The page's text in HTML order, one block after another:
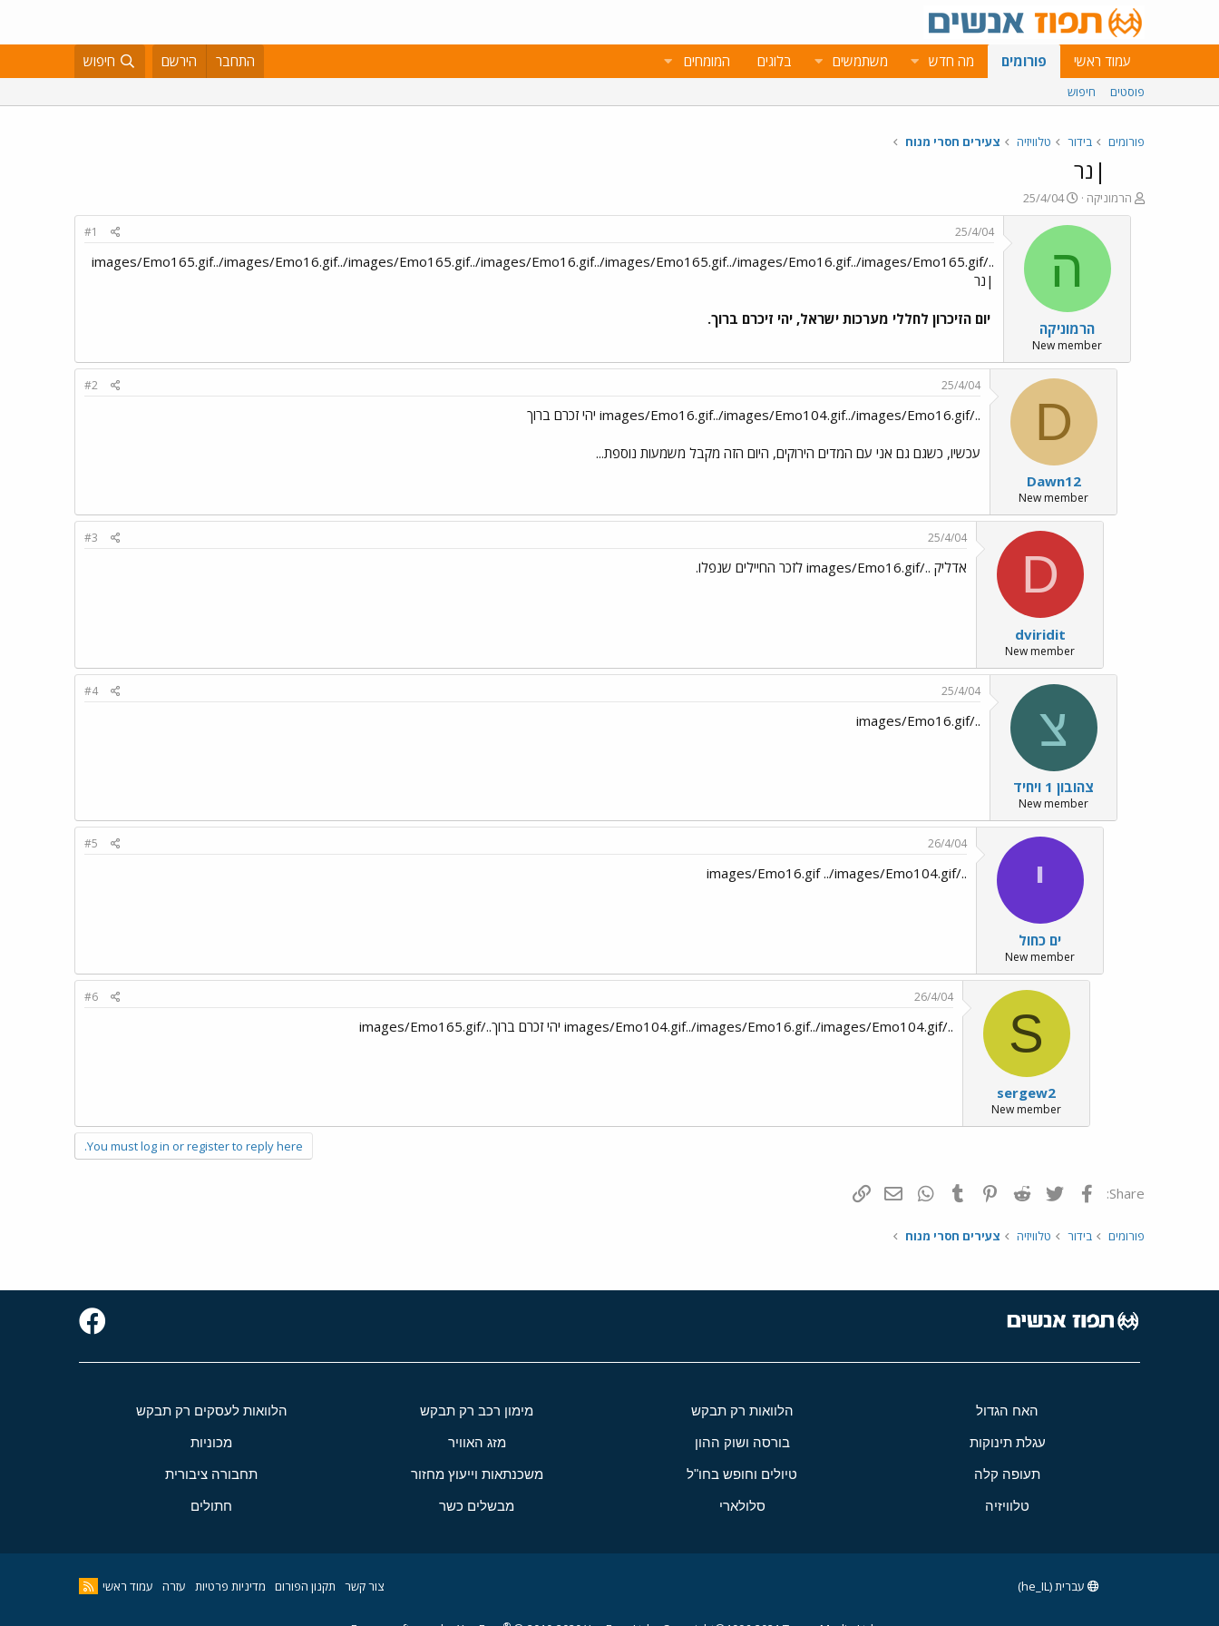
עמוד ראשי פורומים מה חדש משתמשים בלוגים המומחים התחבר הירשם חיפוש
פוסטים חיפוש
פורומים בידור טלוויזיה צעירים חסרי מנוח
|נר
פ
ו
הרמוניקה
פ
ו
ר
ם
א
ר
י
ך
25/4/04
ה
הרמוניקה
New member
25/4/04
#1
../images/Emo165.gif../images/Emo16.gif../images/Emo165.gif../images/Emo16.gif../images/Emo165.gif../images/Emo16.gif../images/Emo165.gif
|נר
יום הזיכרון לחללי מערכות ישראל, יהי זיכרם ברוך.
D
Dawn12
New member
25/4/04
#2
../images/Emo16.gif../images/Emo104.gif../images/Emo16.gif יהי זכרם ברוך
עכשיו, כשגם גם אני עם המדים הירוקים, היום הזה מקבל משמעות נוספת...
D
dviridit
New member
25/4/04
#3
אדליק ../images/Emo16.gif לזכר החיילים שנפלו.
צ
צהובון 1 ויחיד
New member
25/4/04
#4
../images/Emo16.gif
י
ים כחול
New member
26/4/04
#5
../images/Emo16.gif ../images/Emo104.gif
S
sergew2
New member
26/4/04
#6
../images/Emo104.gif../images/Emo16.gif../images/Emo104.gif יהי זכרם ברוך../images/Emo165.gif
You must log in or register to reply here.
Share: פייסבוק Twitter
Reddit
Pinterest
Tumblr
WhatsAppדואר אלקטרוני
פורומים בידור טלוויזיה צעירים חסרי מנוח
האח הגדול הלוואות רק תבקש מימון רכב רק תבקש הלוואות לעסקים רק תבקש
עגלת תינוקות בורסה ושוק ההון מזג האוויר מכוניות
תעופה קלה טיולים וחופש בחו"ל משכנתאות וייעוץ מחזור תחבורה ציבורית
טלוויזיה סלולארי מבשלים כשר חתולים
צור קשר תקנון הפורום מדיניות פרטיות עזרה עמוד ראשי עברית (he_IL)